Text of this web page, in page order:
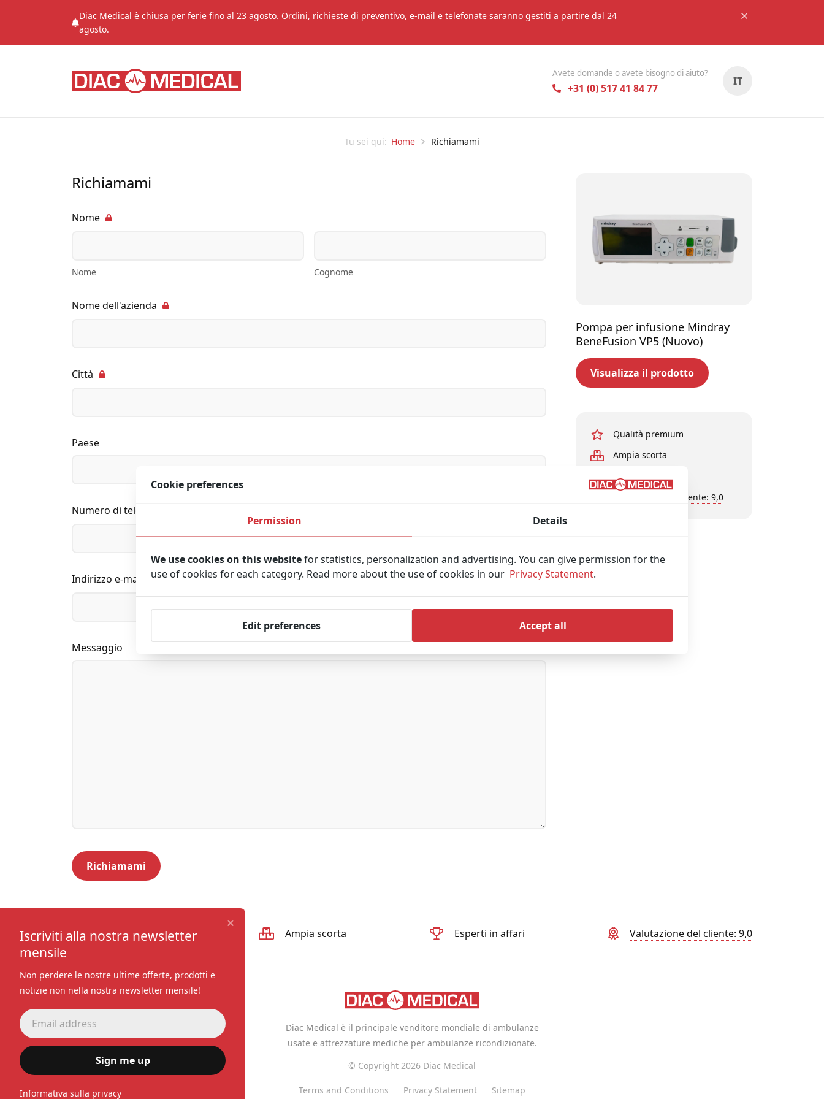
Diac Medical è chiusa per ferie fino al 23 agosto. Ordini, richieste di preventivo, e-mail e telefonate saranno gestiti a partire dal 24
agosto.
Avete domande o avete bisogno di aiuto?
+31 (0) 517 41 84 77
IT
Tu sei qui: Home Richiamami
Richiamami
Nome
Nome Cognome
Nome dell'azienda
Città
Paese
Numero di telefono
Indirizzo e-mail
Messaggio
Pompa per infusione Mindray
BeneFusion VP5 (Nuovo)
Visualizza il prodotto
Qualità premium
Ampia scorta
Esperti in affari
Valutazione del cliente: 9,0
Qualità premium Ampia scorta Esperti in affari Valutazione del cliente: 9,0
Diac Medical è il principale venditore mondiale di ambulanze
usate e attrezzature mediche per ambulanze ricondizionate.
© Copyright 2026 Diac Medical
Terms and Conditions Privacy Statement Sitemap
Iscriviti alla nostra newsletter
mensile
Non perdere le nostre ultime offerte, prodotti e
notizie non nella nostra newsletter mensile!
Sign me up
Informativa sulla privacy
Cookie preferences
Permission Details
We use cookies on this websitefor statistics, personalization and advertising. You can give permission for the
use of cookies for each category. Read more about the use of cookies in our Privacy Statement.
Edit preferences Accept all